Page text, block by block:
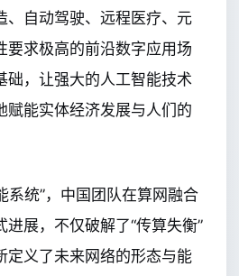
、自动驾驶、远程医疗、元
要求极高的前沿数字应用场
础，让强大的人工智能技术
赋能实体经济发展与人们的
系统”，中国团队在算网融合
展，不仅破解了“传算失衡”
定义了未来网络的形态与能